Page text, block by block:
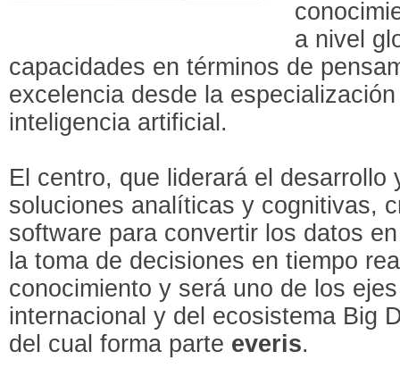
a nivel
capacidades en términos de
excelencia desde la
inteligencia artificial.
El centro, que liderará el desarrollo
soluciones analíticas y cognitivas,
software para convertir los datos
la toma de decisiones en tiempo
conocimiento y será uno de los
internacional y del ecosistema Big
del cual forma parte everis.